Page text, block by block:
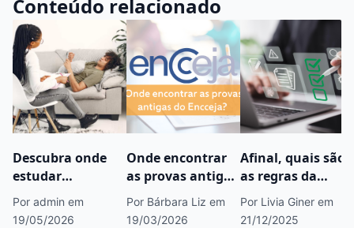
Conteúdo relacionado
Descubra onde
estudar
Psicologia
Por admin em
19/05/2026
Onde encontrar
as provas antigas
do Encceja?
Por Bárbara Liz em
19/03/2026
Afinal, quais são
as regras da
ABNT?
Por Livia Giner em
21/12/2025